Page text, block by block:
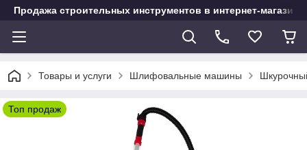
Продажа строительных инструментов в интернет-магазине
Товары и услуги Шлифовальные машины
Топ продаж